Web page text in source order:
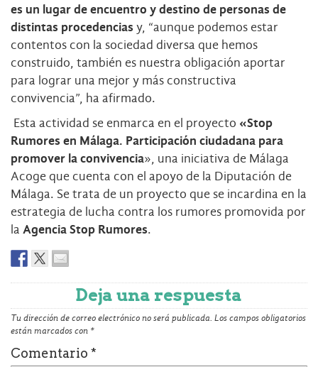
es un lugar de encuentro y destino de personas de
distintas procedencias y, “aunque podemos estar
contentos con la sociedad diversa que hemos
construido, también es nuestra obligación aportar
para lograr una mejor y más constructiva
convivencia”, ha afirmado.
Esta actividad se enmarca en el proyecto «Stop
Rumores en Málaga. Participación ciudadana para
promover la convivencia», una iniciativa de Málaga
Acoge que cuenta con el apoyo de la Diputación de
Málaga. Se trata de un proyecto que se incardina en la
estrategia de lucha contra los rumores promovida por
la Agencia Stop Rumores.
Deja una respuesta
Tu dirección de correo electrónico no será publicada. Los campos obligatorios
están marcados con *
Comentario *